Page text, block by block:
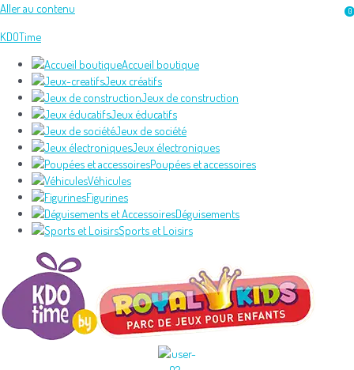
Aller au contenu
KDOTime
Accueil boutique
Jeux créatifs
Jeux de construction
Jeux éducatifs
Jeux de société
Jeux électroniques
Poupées et accessoires
Véhicules
Figurines
Déguisements
Sports et Loisirs
0